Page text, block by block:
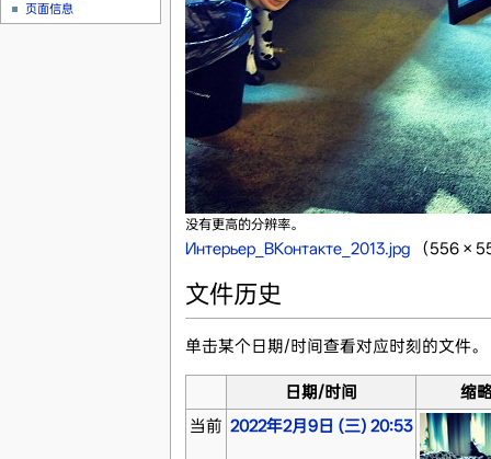
没有更高的分辨率。
Интерьер_ВКонтакте_2013.jpg‎ （556 ×
文件历史
单击某个日期/时间查看对应时刻的文件。
日期/时间
缩
当前 2022年2月9日 (三) 20:53
页面信息